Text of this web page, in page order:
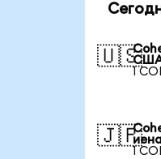
🇺🇸
1
🇯🇵
1